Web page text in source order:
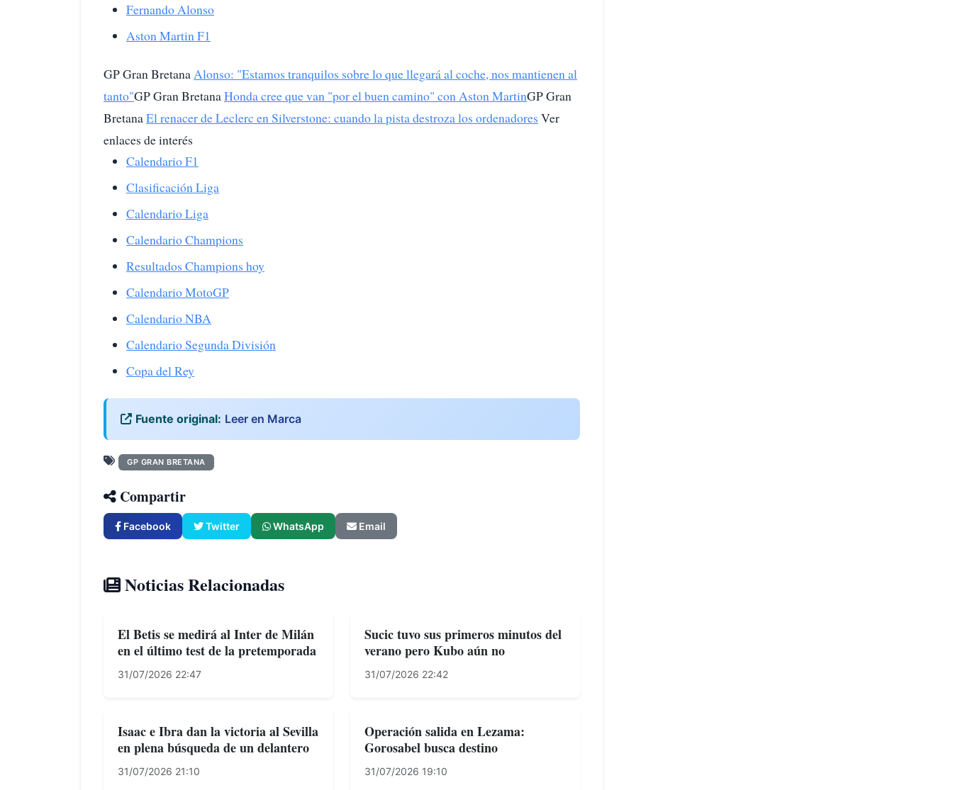
Fernando Alonso
Aston Martin F1
GP Gran BretanaAlonso: "Estamos tranquilos sobre lo que llegará al coche, nos mantienen al
tanto"GP Gran BretanaHonda cree que van "por el buen camino" con Aston MartinGP Gran
BretanaEl renacer de Leclerc en Silverstone: cuando la pista destroza los ordenadores Ver
enlaces de interés
Calendario F1
Clasificación Liga
Calendario Liga
Calendario Champions
Resultados Champions hoy
Calendario MotoGP
Calendario NBA
Calendario Segunda División
Copa del Rey
Fuente original: Leer en Marca
GP GRAN BRETANA
Compartir
Facebook Twitter WhatsApp Email
Noticias Relacionadas
El Betis se medirá al Inter de Milán
en el último test de la pretemporada
31/07/2026 22:47
Sucic tuvo sus primeros minutos del
verano pero Kubo aún no
31/07/2026 22:42
Isaac e Ibra dan la victoria al Sevilla
en plena búsqueda de un delantero
31/07/2026 21:10
Operación salida en Lezama:
Gorosabel busca destino
31/07/2026 19:10